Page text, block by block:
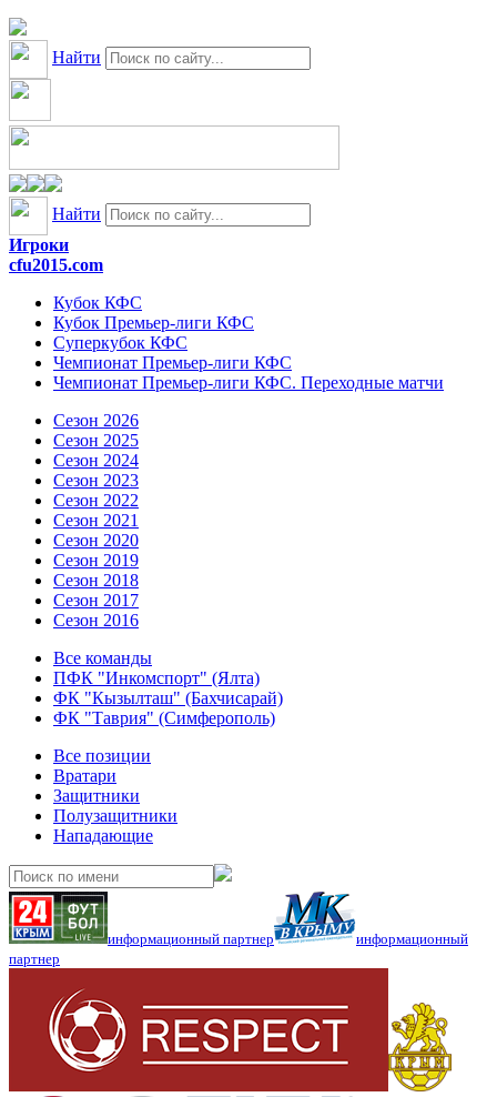
Найти
Найти
Игроки
cfu2015.com
Кубок КФС
Кубок Премьер-лиги КФС
Суперкубок КФС
Чемпионат Премьер-лиги КФС
Чемпионат Премьер-лиги КФС. Переходные матчи
Сезон 2026
Сезон 2025
Сезон 2024
Сезон 2023
Сезон 2022
Сезон 2021
Сезон 2020
Сезон 2019
Сезон 2018
Сезон 2017
Сезон 2016
Все команды
ПФК "Инкомспорт" (Ялта)
ФК "Кызылташ" (Бахчисарай)
ФК "Таврия" (Симферополь)
Все позиции
Вратари
Защитники
Полузащитники
Нападающие
информационный партнер
информационный
партнер